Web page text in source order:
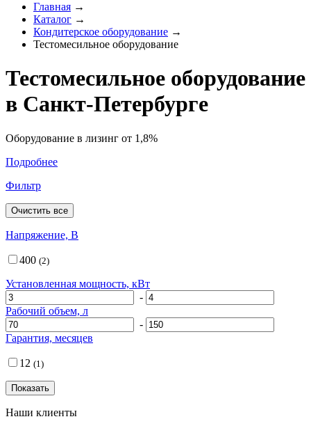
Главная →
Каталог →
Кондитерское оборудование →
Тестомесильное оборудование
Тестомесильное оборудование
в Санкт-Петербурге
Оборудование в лизинг от 1,8%
Подробнее
Фильтр
Напряжение, В
400 (2)
Установленная мощность, кВт
-
Рабочий объем, л
-
Гарантия, месяцев
12 (1)
Наши клиенты